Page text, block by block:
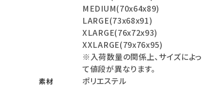
MEDIUM(70x64x89)
LARGE(73x68x91)
XLARGE(76x72x93)
XXLARGE(79x76x95)
※入荷数量の関係上、サイズによっ
て値段が異なります。
素材 ポリエステル